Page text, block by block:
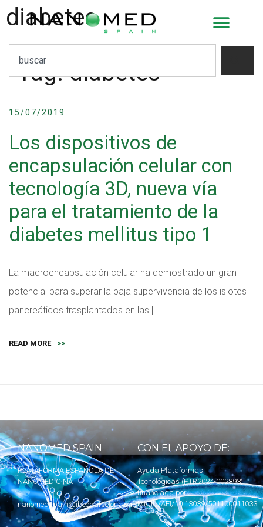
diabetes
Tag:diabetes
15/07/2019
Los dispositivos de
encapsulación celular con
tecnología 3D, nueva vía
para el tratamiento de la
diabetes mellitus tipo 1
La macroencapsulación celular ha demostrado un gran
potencial para superar la baja supervivencia de los islotes
pancreáticos trasplantados en las […]
READ MORE >>
NANOMED SPAIN
PLATAFORMA ESPAÑOLA DE
NANOMEDICINA
nanomedspain@ibecbarcelona.eu
CON EL APOYO DE:
Ayuda Plataformas
Tecnológicas (PTR2024-002893)
financiada por
MICIU/AEI/10.13039/501100011033